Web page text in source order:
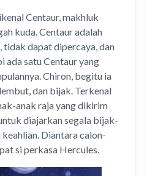
Centaur, makhluk
kuda. Centaur adalah
tidak dapat dipercaya, dan
ada satu Centaur yang
Chiron, begitu ia
dan bijak. Terkenal
anak raja yang dikirim
diajarkan segala bijak-
Diantara calon-
si perkasa Hercules.